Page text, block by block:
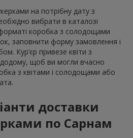
на потрібну дату з
вибрати в каталозі
коробка з солодощами
заповнити форму замовлення і
Кур’єр привезе квіти з
щоб ви могли вчасно
з квітами і солодощами або
доставки
по Сарнам